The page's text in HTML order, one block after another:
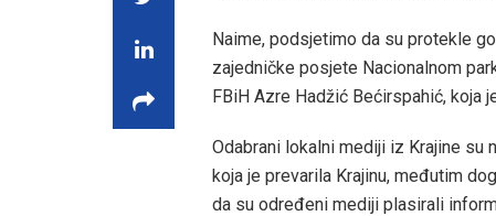
Naime, podsjetimo da su protekle
zajedničke posjete Nacionalnom
FBiH Azre Hadžić Bećirspahić, koja
Odabrani lokalni mediji iz Krajine su
koja je prevarila Krajinu, međutim
da su određeni mediji plasirali